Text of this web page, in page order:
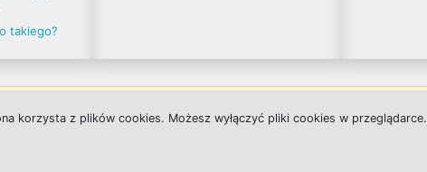
takiego?
korzysta z plików cookies. Możesz wyłączyć pliki cookies w przeglądarce.